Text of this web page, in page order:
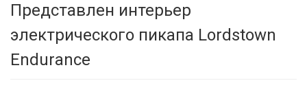
Представлен интерьер
электрического пикапа Lordstown
Endurance